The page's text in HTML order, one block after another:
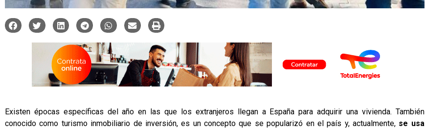
Existen épocas específicas del año en las que los extranjeros llegan a España para adquirir una vivienda. También
conocido como turismo inmobiliario de inversión, es un concepto que se popularizó en el país y, actualmente, se usa